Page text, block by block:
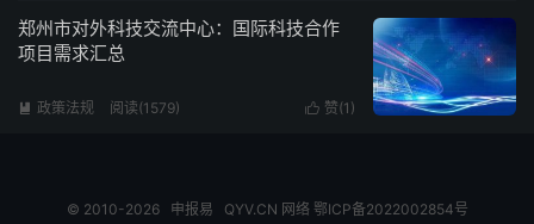
郑州市对外科技交流中心：国际科技合作
项目需求汇总
 赞(1 )
 政策法规 阅读(1579)
© 2010-2026 申报易 QYV.CN 网络 鄂ICP备2022002854号